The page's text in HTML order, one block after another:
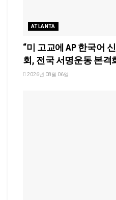
ATLANTA
“미 고교에 AP 한국어
회, 전국 서명운동 본격
2026년 08월 06일